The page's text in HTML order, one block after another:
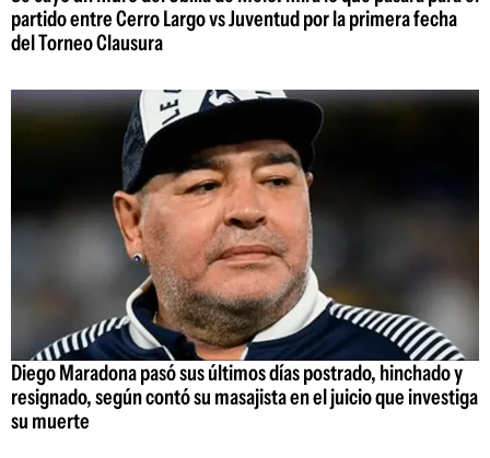
partido entre Cerro Largo vs Juventud por la primera fecha
del Torneo Clausura
Diego Maradona pasó sus últimos días postrado, hinchado y
resignado, según contó su masajista en el juicio que investiga
su muerte